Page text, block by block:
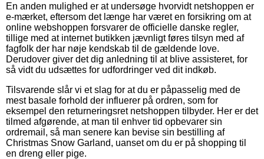
En anden mulighed er at undersøge hvorvidt netshoppen er
e-mærket, eftersom det længe har været en forsikring om at
online webshoppen forsvarer de officielle danske regler,
tillige med at internet butikken jævnligt føres tilsyn med af
fagfolk der har nøje kendskab til de gældende love.
Derudover giver det dig anledning til at blive assisteret, for
så vidt du udsættes for udfordringer ved dit indkøb.
Tilsvarende slår vi et slag for at du er påpasselig med de
mest basale forhold der influerer på ordren, som for
eksempel den returneringsret netshoppen tilbyder. Her er det
tilmed afgørende, at man til enhver tid opbevarer sin
ordremail, så man senere kan bevise sin bestilling af
Christmas Snow Garland, uanset om du er på shopping til
en dreng eller pige.